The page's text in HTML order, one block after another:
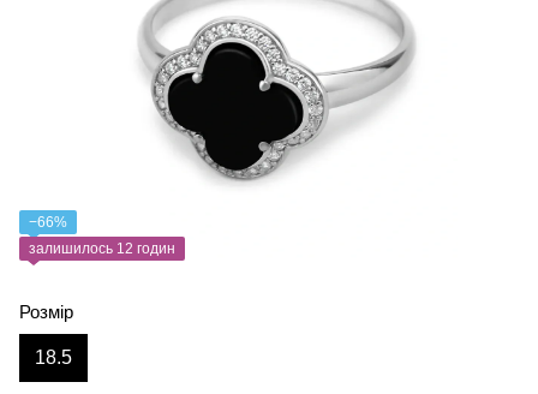
−66%
залишилось 12 годин
Розмір
18.5